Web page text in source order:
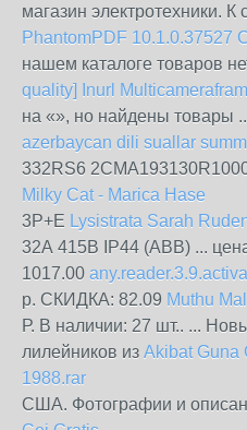
магазин электротехники.
PhantomPDF 10.1.0.37527
нашем каталоге товаров
quality] Inurl
на «», но найдены товары
azerbaycan dili suallar
332RS6
Milky Cat - Marica Hase
3Р+Е Lysistrata Sarah
32А 415В IP44 (ABB) ...
1017.00
р. СКИДКА: 82.09 Muthu
Р. В наличии: 27 шт.. ...
лилейников из Akibat Guna
1988.rar
США. Фотографии и